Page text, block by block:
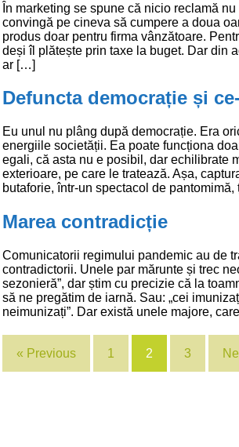
În marketing se spune că nicio reclamă
convingă pe cineva să cumpere a doua
produs doar pentru firma vânzătoare.
deși îl plătește prin taxe la buget. Dar din
ar […]
Defuncta democrație și
Eu unul nu plâng după democrație. Era
energiile societății. Ea poate funcționa
egali, că asta nu e posibil, dar echilibrate
exterioare, pe care le tratează. Așa,
butaforie, într-un spectacol de
Marea contradicție
Comunicatorii regimului pandemic au de
contradictorii. Unele par mărunte și trec
sezonieră”, dar știm cu precizie că la
să ne pregătim de iarnă. Sau: „cei
neimunizați”. Dar există unele majore,
« Previous 1 2 3